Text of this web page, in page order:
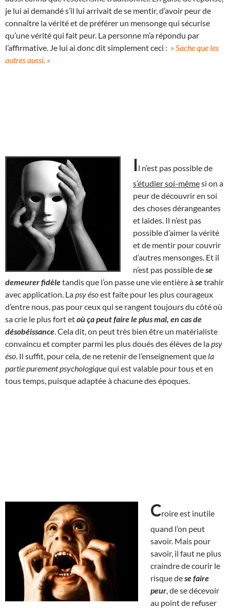
je lui ai demandé s’il lui arrivait de se mentir, d’avoir peur de
connaître la vérité et de préférer un mensonge qui sécurise
qu’une vérité qui fait peur. La personne m’a répondu par
l’affirmative. Je lui ai donc dit simplement ceci : » Sache que les
autres aussi. «
Il n’est pas possible de
s’étudier soi-mêmesi on a
peur de découvrir en soi
des choses dérangeantes
et laides. Il n’est pas
possible d’aimer la vérité
et de mentir pour couvrir
d’autres mensonges. Et il
n’est pas possible dese
demeurer fidèletandis que l’on passe une vie entière àsetrahir
avec application. Lapsy ésoest faite pour les plus courageux
d’entre nous, pas pour ceux qui se rangent toujours du côté où
sa crie le plus fort etoù ça peut faire le plus mal, en cas de
désobéissance . Cela dit, on peut très bien être un matérialiste
convaincu et compter parmi les plus doués des élèves de lapsy
éso . Il suffit, pour cela, de ne retenir de l’enseignement que la
partie purement psychologiquequi est valable pour tous et en
tous temps, puisque adaptée à chacune des époques.
Croire est inutile
quand l’on peut
savoir. Mais pour
savoir, il faut ne plus
craindre de courir le
risque dese faire
peur , de se décevoir
au point de refuser